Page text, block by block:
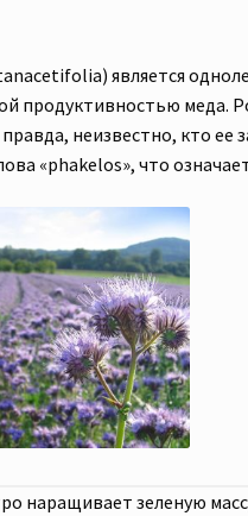
является
продуктивностью меда.
неизвестно, кто ее
«phakelos», что
наращивает зеленую